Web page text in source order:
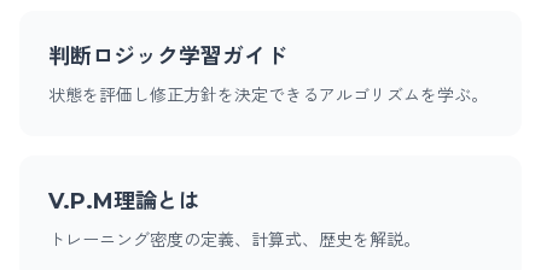
判断ロジック学習ガイド
状態を評価し修正方針を決定できるアルゴリズムを学ぶ。
V.P.M理論とは
トレーニング密度の定義、計算式、歴史を解説。